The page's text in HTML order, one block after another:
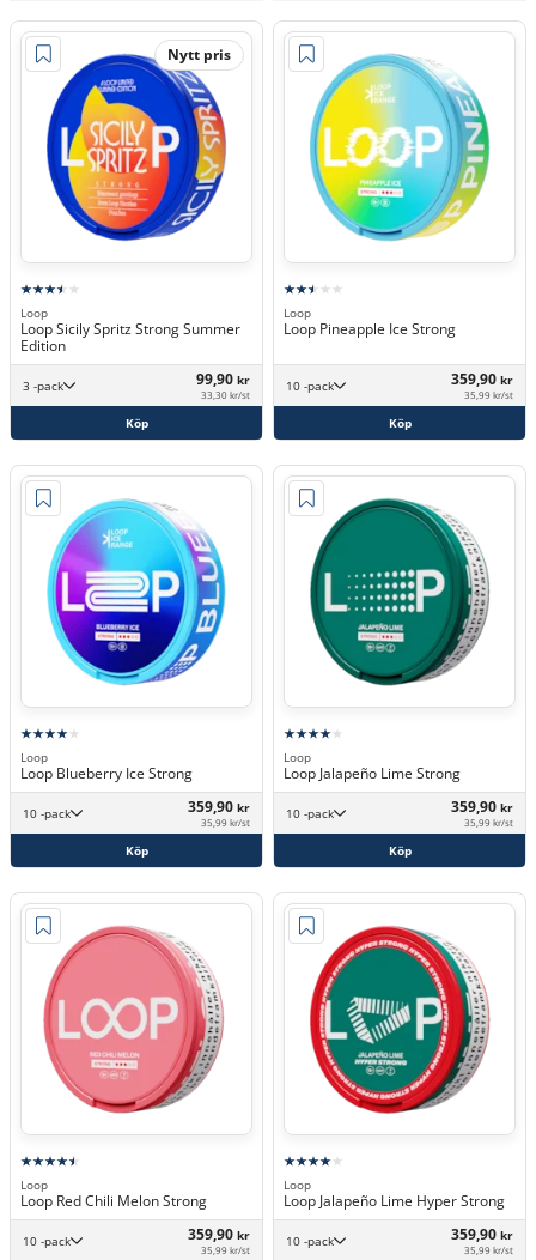
Nytt pris
Loop
Loop Sicily Spritz Strong Summer
Edition
3 -pack 99,90 kr
33,30 kr/st
Köp
Loop
Loop Pineapple Ice Strong
10 -pack 359,90 kr
35,99 kr/st
Köp
Loop
Loop Blueberry Ice Strong
10 -pack 359,90 kr
35,99 kr/st
Köp
Loop
Loop Jalapeño Lime Strong
10 -pack 359,90 kr
35,99 kr/st
Köp
Loop
Loop Red Chili Melon Strong
10 -pack 359,90 kr
35,99 kr/st
Loop
Loop Jalapeño Lime Hyper Strong
10 -pack 359,90 kr
35,99 kr/st